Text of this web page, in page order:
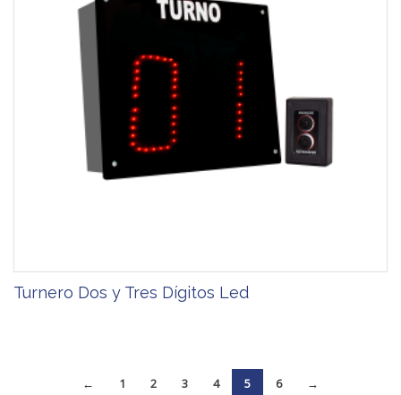
Turnero Dos y Tres Dígitos Led
← 1 2 3 4 5 6 →